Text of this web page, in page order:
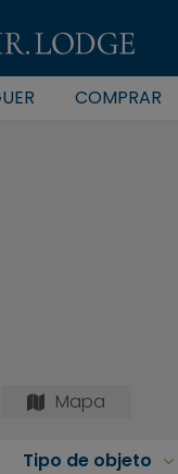
COMPRAR
Mapa
Tipo de objeto